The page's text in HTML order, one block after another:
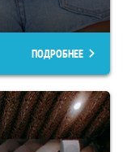
ПОДРОБНЕЕ